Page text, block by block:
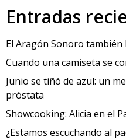
Entradas
El Aragón Sonoro también
Cuando una camiseta se
Junio se tiñó de azul: un
próstata
Showcooking: Alicia en el
¿Estamos escuchando al